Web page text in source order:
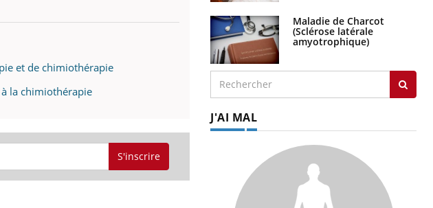
et de chimiothérapie
la chimiothérapie
S'inscrire
Maladie de Charcot
(Sclérose latérale
amyotrophique)
J'AI MAL